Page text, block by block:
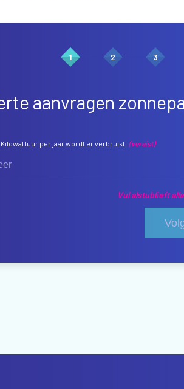
1 2 3
aanvragen
Kilowattuur per jaar wordt er verbruikt (vereist)
Vul alstublieft